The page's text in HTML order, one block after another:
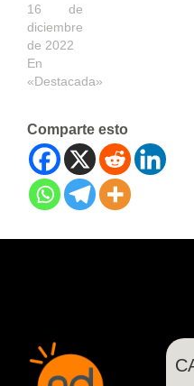
16 de
diciembre
de 2022
En
«Destacada»
Comparte esto